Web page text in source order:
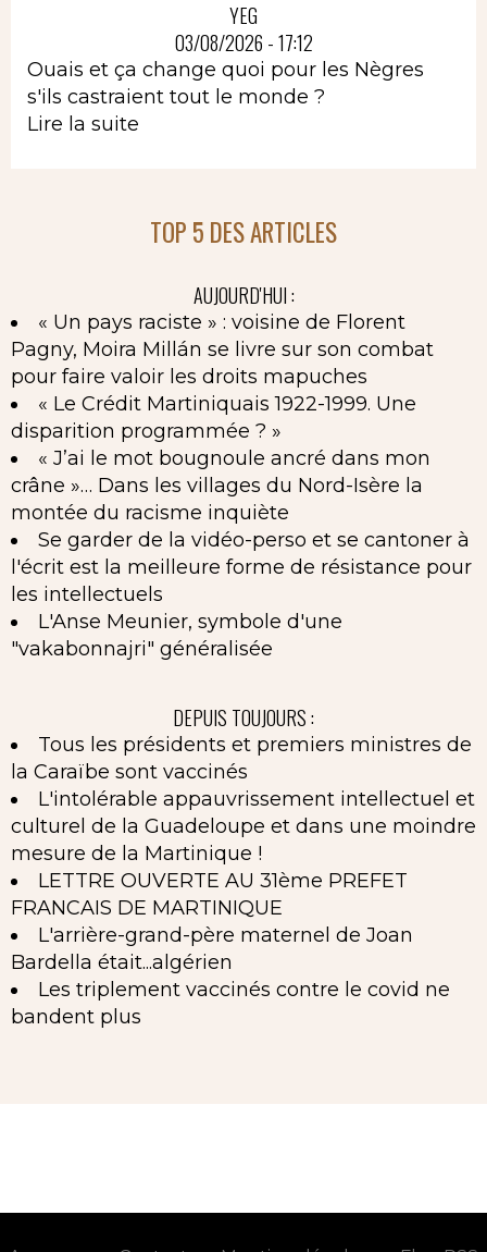
YEG
03/08/2026 - 17:12
Ouais et ça change quoi pour les Nègres
s'ils castraient tout le monde ?
Lire la suite
TOP 5 DES ARTICLES
AUJOURD'HUI :
« Un pays raciste » : voisine de Florent
Pagny, Moira Millán se livre sur son combat
pour faire valoir les droits mapuches
« Le Crédit Martiniquais 1922-1999. Une
disparition programmée ? »
« J’ai le mot bougnoule ancré dans mon
crâne »… Dans les villages du Nord-Isère la
montée du racisme inquiète
Se garder de la vidéo-perso et se cantoner à
l'écrit est la meilleure forme de résistance pour
les intellectuels
L'Anse Meunier, symbole d'une
"vakabonnajri" généralisée
DEPUIS TOUJOURS :
Tous les présidents et premiers ministres de
la Caraïbe sont vaccinés
L'intolérable appauvrissement intellectuel et
culturel de la Guadeloupe et dans une moindre
mesure de la Martinique !
LETTRE OUVERTE AU 31ème PREFET
FRANCAIS DE MARTINIQUE
L'arrière-grand-père maternel de Joan
Bardella était...algérien
Les triplement vaccinés contre le covid ne
bandent plus